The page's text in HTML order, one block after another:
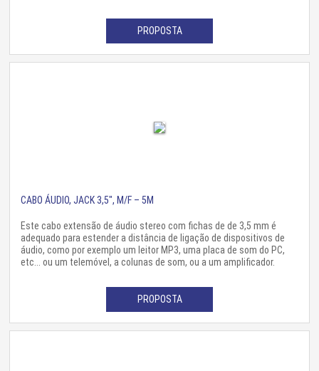
PROPOSTA
CABO ÁUDIO, JACK 3,5″, M/F – 5M
Este cabo extensão de áudio stereo com fichas de de 3,5 mm é
adequado para estender a distância de ligação de dispositivos de
áudio, como por exemplo um leitor MP3, uma placa de som do PC,
etc... ou um telemóvel, a colunas de som, ou a um amplificador.
PROPOSTA